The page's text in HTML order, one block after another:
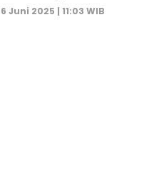
6 Juni 2025 | 11:03 WIB